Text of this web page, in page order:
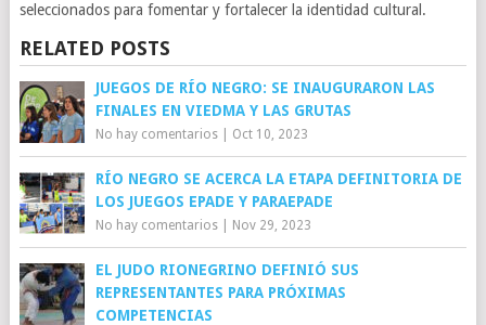
seleccionados para fomentar y fortalecer la identidad cultural.
RELATED POSTS
JUEGOS DE RÍO NEGRO: SE INAUGURARON LAS
FINALES EN VIEDMA Y LAS GRUTAS
No hay comentarios| Oct 10, 2023
RÍO NEGRO SE ACERCA LA ETAPA DEFINITORIA DE
LOS JUEGOS EPADE Y PARAEPADE
No hay comentarios| Nov 29, 2023
EL JUDO RIONEGRINO DEFINIÓ SUS
REPRESENTANTES PARA PRÓXIMAS
COMPETENCIAS